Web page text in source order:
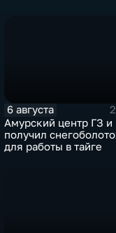
6 августа
Амурский центр ГЗ
получил
для работы в тайге